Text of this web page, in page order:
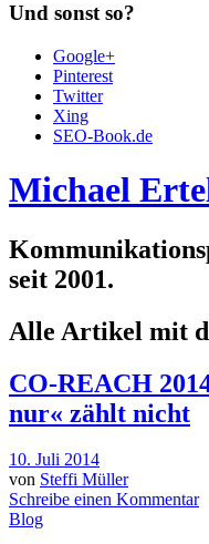
Und sonst so?
Google+
Pinterest
Twitter
Xing
SEO-Book.de
Michael
seit 2001.
Alle Artikel mit
CO-REACH
nur« zählt nicht
10. Juli 2014
von Steffi Müller
Schreibe einen Kommentar
Blog